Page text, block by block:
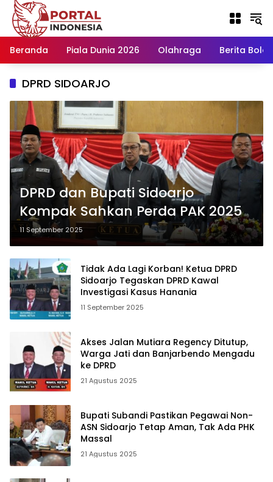
Langsung
konten
Beranda
Piala Dunia 2026 Olahraga Berita Bola
DPRD SIDOARJO
DPRD dan Bupati Sidoarjo
Kompak Sahkan Perda PAK 2025
11 September 2025
Tidak Ada Lagi Korban! Ketua DPRD
Sidoarjo Tegaskan DPRD Kawal
Investigasi Kasus Hanania
11 September 2025
Akses Jalan Mutiara Regency Ditutup,
Warga Jati dan Banjarbendo Mengadu
ke DPRD
21 Agustus 2025
Bupati Subandi Pastikan Pegawai Non-
ASN Sidoarjo Tetap Aman, Tak Ada PHK
Massal
21 Agustus 2025